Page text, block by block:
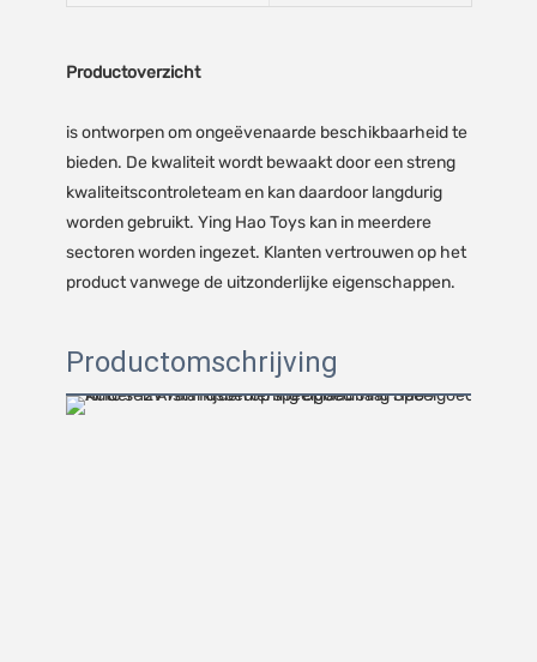
Productoverzicht
is ontworpen om ongeëvenaarde beschikbaarheid te
bieden. De kwaliteit wordt bewaakt door een streng
kwaliteitscontroleteam en kan daardoor langdurig
worden gebruikt. Ying Hao Toys kan in meerdere
sectoren worden ingezet. Klanten vertrouwen op het
product vanwege de uitzonderlijke eigenschappen.
Productomschrijving